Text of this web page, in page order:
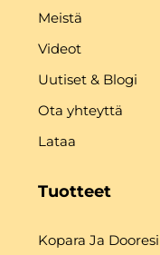
Meistä
Videot
Uutiset & Blogi
Ota yhteyttä
Lataa
Tuotteet
Kopara Ja